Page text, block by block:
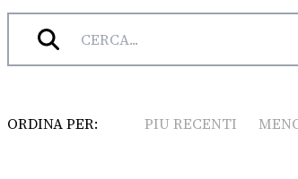
RADIO
Tag:mare pulito
ORDINA PER: PIU RECENTI